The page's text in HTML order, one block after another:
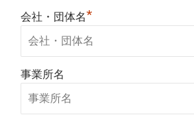
会社・団体名*
事業所名